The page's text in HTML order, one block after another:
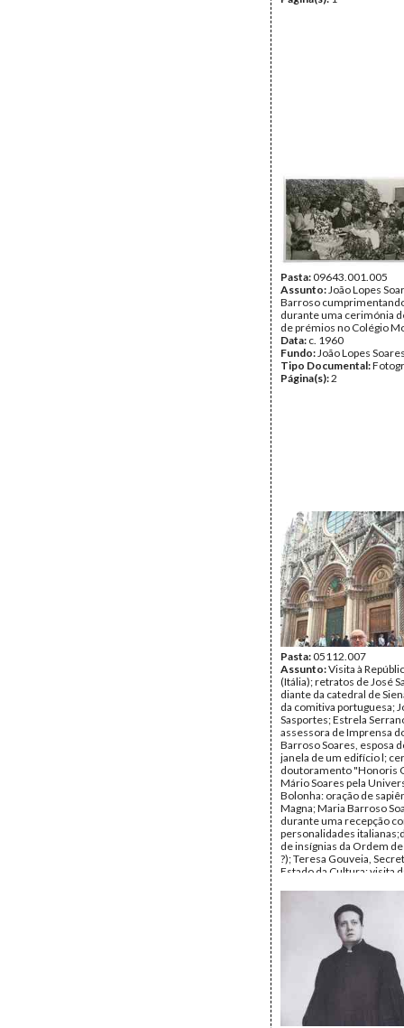
Pasta:09643.001.005
Assunto:João Lopes
Barroso
durante uma cerimónia
de prémios no Colégio
Data: c. 1960
Fundo:João Lopes
Tipo Documental:
Página(s):2
Pasta:05112.007
Assunto:Visita à
(Itália); retratos de José
diante da catedral de
da comitiva portuguesa;
Sasportes; Estrela
assessora de Imprensa
Barroso Soares, esposa
janela de um edifício l;
doutoramento "Honoris
Mário Soares pela
Bolonha: oração de
Magna; Maria Barroso
durante uma recepção
personalidades
de insígnias da Ordem
?); Teresa Gouveia,
Estado da Cultura; visita
Soares, José Saramae
Gouveia, José Cardoso
Abril de 1989
AMS - Arquivo
Tipo Documental:
Página(s):